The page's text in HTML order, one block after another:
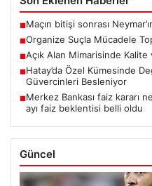
■Maçın bitişi sonrası
■Organize Suçla Mücadele
■Açık Alan Mimarisinde Kalite
■Hatay’da Özel Kümesinde
Güvercinleri Besleniyor
■Merkez Bankası faiz kararı
ayı faiz beklentisi belli oldu
Güncel